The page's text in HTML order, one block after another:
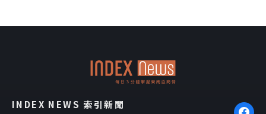
b
l
INDEX NEWS 索引新聞